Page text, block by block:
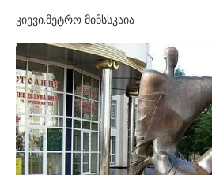
კიევი.მეტრო მინსსკაია